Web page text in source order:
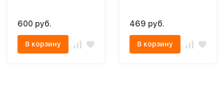
600 руб.
В корзину
469 руб.
В корзину